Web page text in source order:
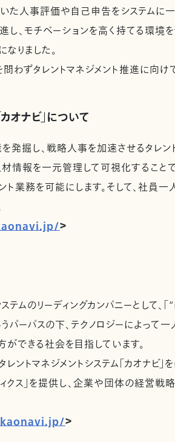
た人事評価や自己申告をシステムに一
モチベーションを高く持てる環境を
なりました。
わずタレントマネジメント推進に向け
オナビ」について
発掘し、戦略人事を加速させるタレン
材情報を一元管理して可視化すること
ト業務を可能にします。そして、社員
＞
テムのリーディングカンパニーとして、
パーパスの下、テクノロジーによって
ができる社会を目指しています。
レントマネジメントシステム「カオナビ
ィクス」を提供し、企業や団体の経営
＞